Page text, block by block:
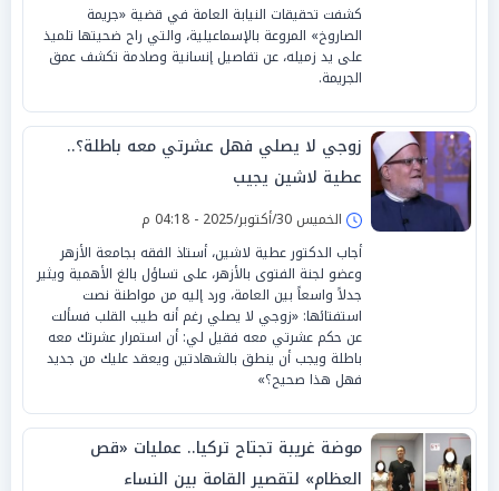
كشفت تحقيقات النيابة العامة في قضية «جريمة
الصاروخ» المروعة بالإسماعيلية، والتي راح ضحيتها تلميذ
على يد زميله، عن تفاصيل إنسانية وصادمة تكشف عمق
الجريمة.
زوجي لا يصلي فهل عشرتي معه باطلة؟..
عطية لاشين يجيب
الخميس 30/أكتوبر/2025 - 04:18 م
أجاب الدكتور عطية لاشين، أستاذ الفقه بجامعة الأزهر
وعضو لجنة الفتوى بالأزهر، على تساؤل بالغ الأهمية ويثير
جدلاً واسعاً بين العامة، ورد إليه من مواطنة نصت
استفتائها: «زوجي لا يصلي رغم أنه طيب القلب فسألت
عن حكم عشرتي معه فقيل لي: أن استمرار عشرتك معه
باطلة ويجب أن ينطق بالشهادتين ويعقد عليك من جديد
فهل هذا صحيح؟»
موضة غريبة تجتاح تركيا.. عمليات «قص
العظام» لتقصير القامة بين النساء